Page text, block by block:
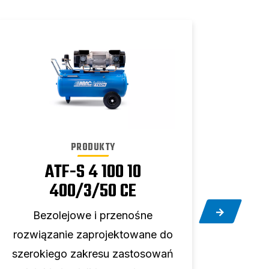
PRODUKTY
ATF-S 4 100 10
400/3/50 CE
Bezolejowe i przenośne
rozwiązanie zaprojektowane do
szerokiego zakresu zastosowań